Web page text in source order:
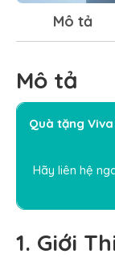
Mô tả
Mô tả
Quà tặng Viva
Hãy liên hệ
1. Giới